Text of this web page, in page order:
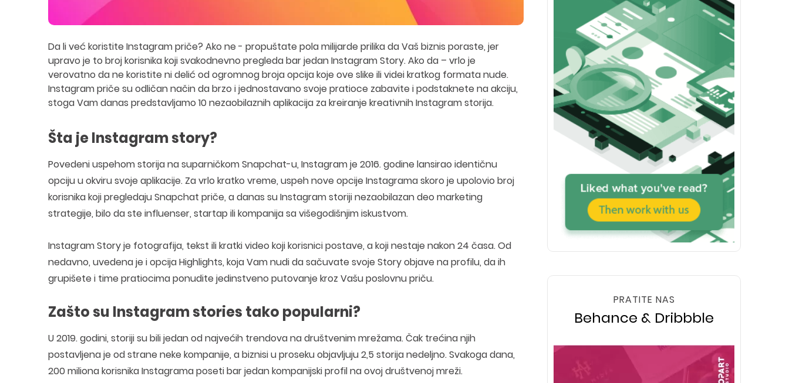
Da li već koristite Instagram priče? Ako ne - propuštate pola milijarde prilika da Vaš biznis poraste, jer
upravo je to broj korisnika koji svakodnevno pregleda bar jedan Instagram Story. Ako da – vrlo je
verovatno da ne koristite ni delić od ogromnog broja opcija koje ove slike ili videi kratkog formata nude.
Instagram priče su odličan način da brzo i jednostavano svoje pratioce zabavite i podstaknete na akciju,
stoga Vam danas predstavljamo 10 nezaobilaznih aplikacija za kreiranje kreativnih Instagram storija.
Šta je Instagram story?
Povedeni uspehom storija na suparničkom Snapchat-u, Instagram je 2016. godine lansirao identičnu
opciju u okviru svoje aplikacije. Za vrlo kratko vreme, uspeh nove opcije Instagrama skoro je upolovio broj
korisnika koji pregledaju Snapchat priče, a danas su Instagram storiji nezaobilazan deo marketing
strategije, bilo da ste influenser, startap ili kompanija sa višegodišnjim iskustvom.
Instagram Story je fotografija, tekst ili kratki video koji korisnici postave, a koji nestaje nakon 24 časa. Od
nedavno, uvedena je i opcija Highlights, koja Vam nudi da sačuvate svoje Story objave na profilu, da ih
grupišete i time pratiocima ponudite jedinstveno putovanje kroz Vašu poslovnu priču.
Zašto su Instagram stories tako popularni?
U 2019. godini, storiji su bili jedan od najvećih trendova na društvenim mrežama. Čak trećina njih
postavljena je od strane neke kompanije, a biznisi u proseku objavljuju 2,5 storija nedeljno. Svakoga dana,
200 miliona korisnika Instagrama poseti bar jedan kompanijski profil na ovoj društvenoj mreži.
PRATITE NAS
Behance & Dribbble